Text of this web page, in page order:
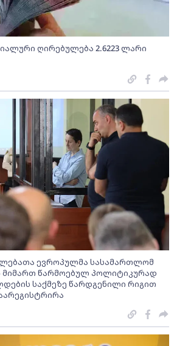
ღირებულება 2.6223 ლარი
ევროპულმა სასამართლომ
წარმოებულ პოლიტიკურად
საქმეზე წარდგენილი რიგით